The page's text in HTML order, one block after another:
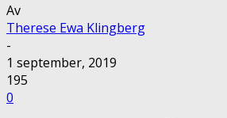
Av
Therese Ewa Klingberg
-
1 september, 2019
195
0